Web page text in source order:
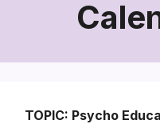
TOPIC: Psycho